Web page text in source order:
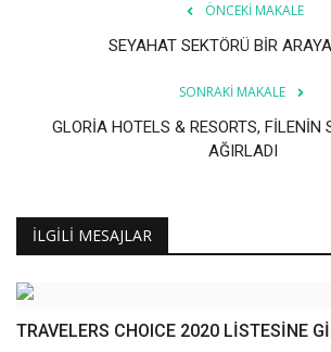
ÖNCEKI MAKALE
SEYAHAT SEKTÖRÜ BİR
SONRAKI MAKALE
GLORİA HOTELS & RESORTS, FİLENİN
AĞIRLADI
İLGILI MESAJLAR
TRAVELERS CHOICE 2020 LİSTESİNE